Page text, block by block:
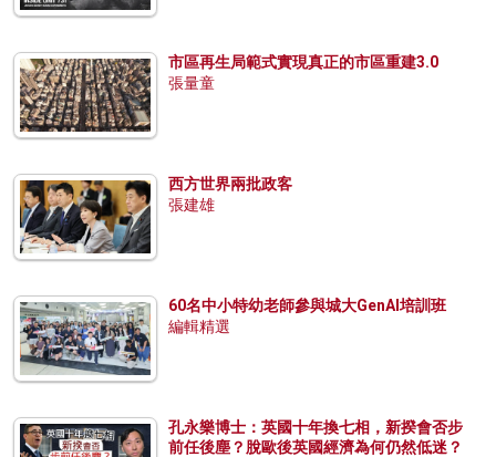
市區再生局範式實現真正的市區重建3.0
張量童
西方世界兩批政客
張建雄
60名中小特幼老師參與城大GenAI培訓班
編輯精選
孔永樂博士：英國十年換七相，新揆會否步
前任後塵？脫歐後英國經濟為何仍然低迷？